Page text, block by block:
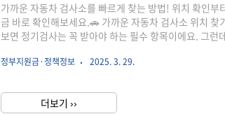
가까운 자동차 검사소를 빠르게 찾는 방법! 위치 확인부
금 바로 확인해보세요.🚗 가까운 자동차 검사소 위치
보면 정기검사는 꼭 받아야 하는 필수 항목이에요. 그런
자동차 검사소를 미리 찾아야 할까요?검사 기간 지나면
지교통안전공단 자동차검사소 – 전국에 분포, 공공기관
업체) – 가까운 정비소에서도 검사 가능 (사전 확인 필요
정부지원금·정책정보 2025. 3. 29.
더보기 ››